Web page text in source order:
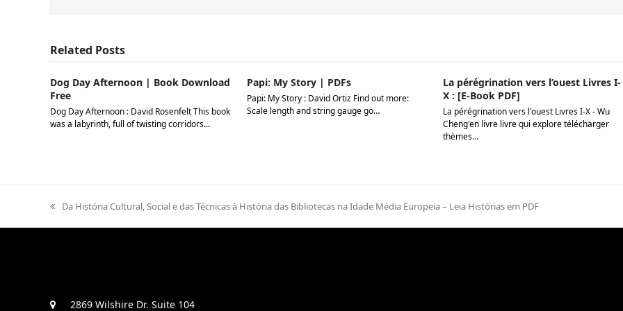
Related Posts
Dog Day Afternoon | Book Download
Free
Dog Day Afternoon : David Rosenfelt This book
was a labyrinth, full of twisting corridors…
Papi: My Story | PDFs
Papi: My Story : David Ortiz Find out more:
Scale length and string gauge go…
La pérégrination vers l’ouest Livres I-
X : [E-Book PDF]
La pérégrination vers l'ouest Livres I-X - Wu
Cheng'en livre livre qui explore télécharger
thèmes…
previous
Da História Cultural, Social e das Técnicas à História das Bibliotecas na Idade Média Europeia – Leia Histórias em PDF
2869 Wilshire Dr. Suite 104